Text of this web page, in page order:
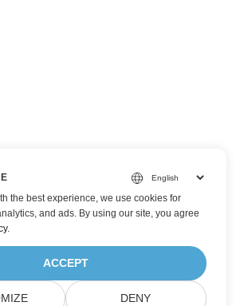
the best experience, we use cookies for
and ads. By using our site, you agree
.
ACCEPT
DENY